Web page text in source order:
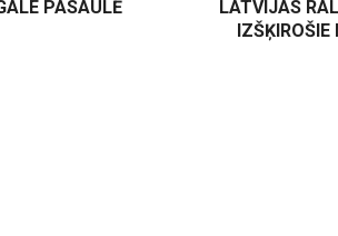
PASAULĒ
LATVIJAS
IZŠĶIROŠIE